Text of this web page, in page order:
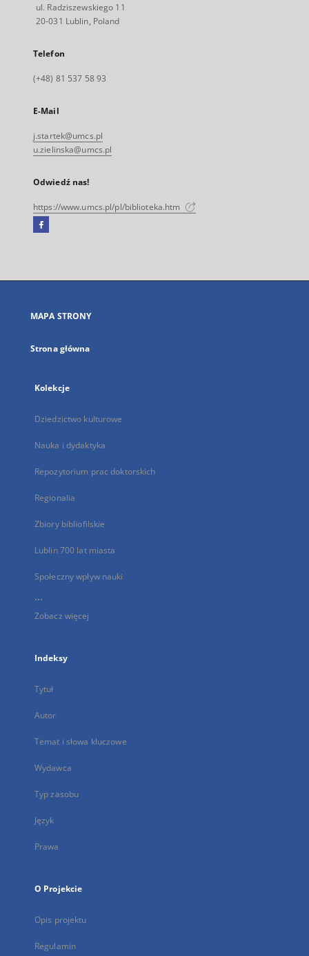
ul. Radziszewskiego 11
20-031 Lublin, Poland
Telefon
(+48) 81 537 58 93
E-Mail
j.startek@umcs.pl
u.zielinska@umcs.pl
Odwiedź nas!
https://www.umcs.pl/pl/biblioteka.htm
Facebook
się
karcie
MAPA STRONY
Strona główna
Kolekcje
Dziedzictwo kulturowe
Nauka i dydaktyka
Repozytorium prac doktorskich
Regionalia
Zbiory bibliofilskie
Lublin 700 lat miasta
Społeczny wpływ nauki
...
Zobacz więcej
Indeksy
Tytuł
Autor
Temat i słowa kluczowe
Wydawca
Typ zasobu
Język
Prawa
O Projekcie
Opis projektu
Regulamin